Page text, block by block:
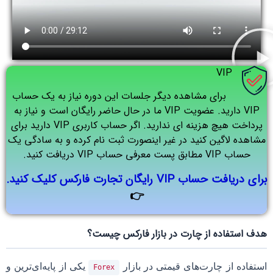
VIP
برای مشاهده دیگر جلسات این دوره نیاز به یک حساب
VIP دارید. عضویت VIP ما در حال حاضر رایگان است و نیاز به
پرداخت هیچ هزینه ای ندارید. اگر حساب کاربری VIP دارید برای
مشاهده لاگین کنید در غیر اینصورت ثبت نام کرده و به سادگی یک
حساب VIP مطابق پست معرفی حساب VIP دریافت کنید.
برای دریافت حساب VIP رایگان تجارت فارکس کلیک کنید.
👉
هدف استفاده از چارت در بازار فارکس چیست؟
استفاده از چارت‌های قیمتی در بازار Forex
یکی از پایه‌ای‌ترین و